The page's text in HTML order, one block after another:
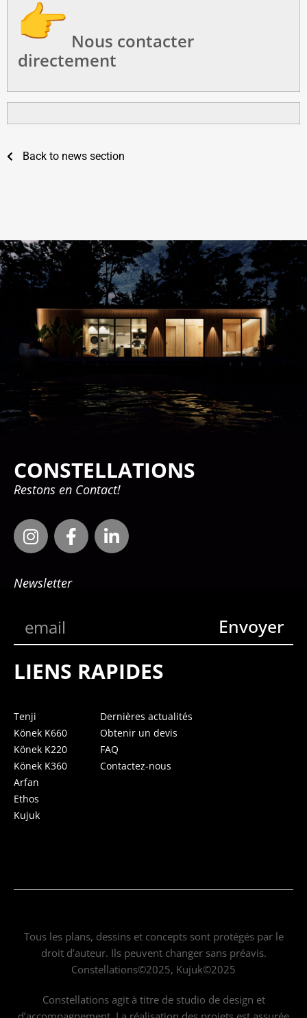
Nous contacter
directement
Back to news section
CONSTELLATIONS
Restons en Contact!
Newsletter
Envoyer
LIENS RAPIDES
Tenji
Könek K660
Könek K220
Könek K360
Arfan
Ethos
Kujuk
Dernières actualités
Obtenir un devis
FAQ
Contactez-nous
Tous les plans, dessins et concepts sont protégés par le
droit d’auteur. Ils peuvent changer sans préavis.
Constellations©2025, Kujuk©2025
Constellations agit à titre de studio de design et